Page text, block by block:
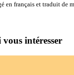
en français et traduit de
intéresser